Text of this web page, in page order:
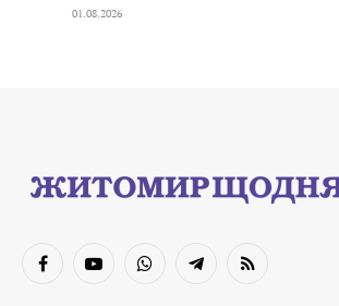
01.08.2026
FacebookYouTubeWhatsAppTelegramRSS